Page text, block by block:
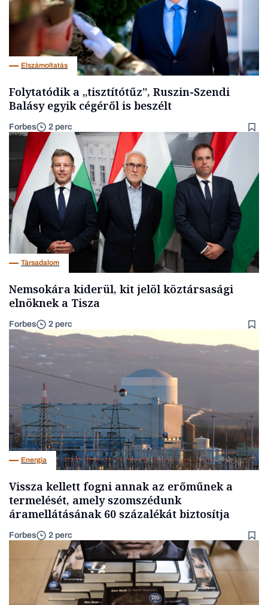
Elszámoltatás
Folytatódik a „tisztítótűz”, Ruszin-Szendi
Balásy egyik cégéről is beszélt
Forbes 2 perc
Társadalom
Nemsokára kiderül, kit jelöl köztársasági
elnöknek a Tisza
Forbes 2 perc
Energia
Vissza kellett fogni annak az erőműnek a
termelését, amely szomszédunk
áramellátásának 60 százalékát biztosítja
Forbes 2 perc